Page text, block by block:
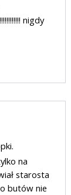
nigdy
na
starosta
butów nie